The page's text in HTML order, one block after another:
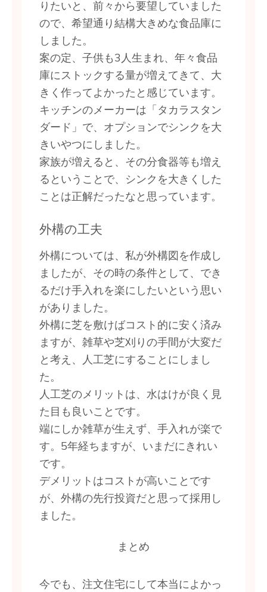
りたいと、前々から要望していました
ので、希望通り結構大きめな食品庫に
しました。
案の定、子供も3人生まれ、年々食品
庫にストックする量が増えてきて、大
きく作ってよかったと感じています。
キッチンのメーカーは「タカラスタン
ダード」で、オプションでシンクを大
きいやつにしました。
家族が増えると、その分食器等も増え
るということで、シンクを大きくした
ことは正解だったなと思っています。
外構の工夫
外構については、私が外構図を作成し
ましたが、その時の条件として、でき
るだけ手入れを楽にしたいという思い
がありました。
外構に芝を敷けばコスト的に安く済み
ますが、雑草や芝刈りの手間が大変だ
と考え、人工芝にすることにしまし
た。
人工芝のメリットは、水はけが良く見
た目も良いことです。
端にしか雑草が生えず、手入れが楽で
す。5年経ちますが、いまだにきれい
です。
デメリットはコストが高いことです
が、外構の先行投資だと思って採用し
ました。
まとめ
今でも、注文住宅にして本当によかっ